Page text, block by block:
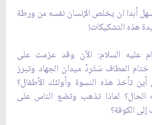
أبدا ان يخلص الإنسان نفسه من ورطة
هذه التشكيكات!
عليه السلام: الآن وقد عزمت على
المطاف سَتَرِدْ ميدان الجهاد وتبرز
أين تأخذ هذه النسوة وأولئك الأطفال؟
لماذا تذهب وتضع الناس على
الكوفة؟